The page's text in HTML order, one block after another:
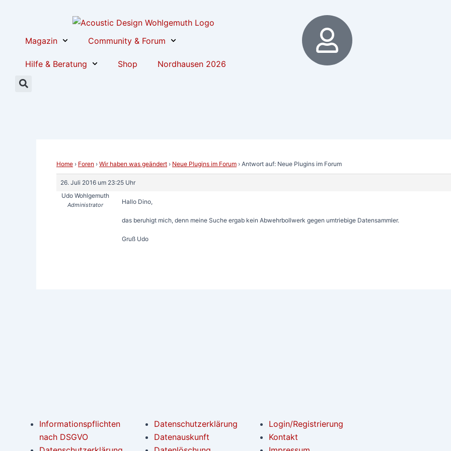
Magazin
Community & Forum
Hilfe & Beratung Shop Nordhausen 2026
Home › Foren › Wir haben was geändert › Neue Plugins im Forum › Antwort auf: Neue Plugins im Forum
26. Juli 2016 um 23:25 Uhr
Udo Wohlgemuth
Administrator Hallo Dino,
das beruhigt mich, denn meine Suche ergab kein Abwehrbollwerk gegen umtriebige Datensammler.
Gruß Udo
navigation
Informationspflichten
nach DSGVO
Datenschutzerklärung
Datenauskunft
Login/Registrierung
Kontakt